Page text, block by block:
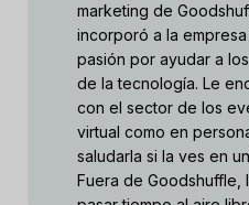
marketing de
incorporó a la
pasión por ayudar a
de la tecnología. Le
con el sector de los
virtual como en
saludarla si la ves en
Fuera de Goodshuffle,